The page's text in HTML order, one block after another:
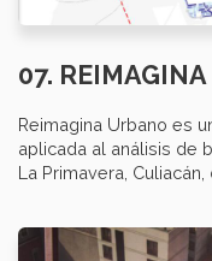
07.
Reimagina Urbano es
aplicada al análisis de
La Primavera, Culiacán,